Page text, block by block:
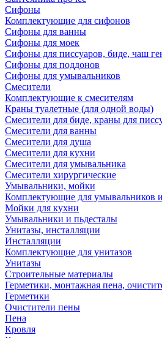
Сифоны
Комплектующие для сифонов
Сифоны для ванны
Сифоны для моек
Сифоны для писсуаров, биде, чаш
Сифоны для поддонов
Сифоны для умывальников
Смесители
Комплектующие к смесителям
Краны туалетные (для одной воды)
Смесители для биде, краны для
Смесители для ванны
Смесители для душа
Смесители для кухни
Смесители для умывальника
Смесители хирургические
Умывальники, мойки
Комплектующие для умывальников
Мойки для кухни
Умывальники и пьдесталы
Унитазы, инсталляции
Инсталляции
Комплектующие для унитазов
Унитазы
Строительные материалы
Герметики, монтажная пена,
Герметики
Очистители пены
Пена
Кровля